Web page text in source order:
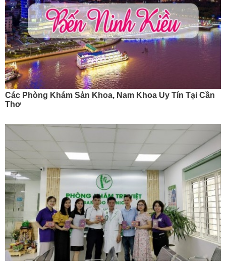
Các Phòng Khám Sản Khoa, Nam Khoa Uy Tín Tại Cần
Thơ